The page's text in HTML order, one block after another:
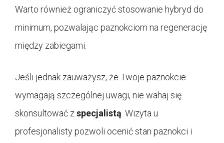
Warto również ograniczyć stosowanie hybryd do
minimum, pozwalając paznokciom na regenerację
między zabiegami.
Jeśli jednak zauważysz, że Twoje paznokcie
wymagają szczególnej uwagi, nie wahaj się
skonsultować z specjalistą . Wizyta u
profesjonalisty pozwoli ocenić stan paznokci i